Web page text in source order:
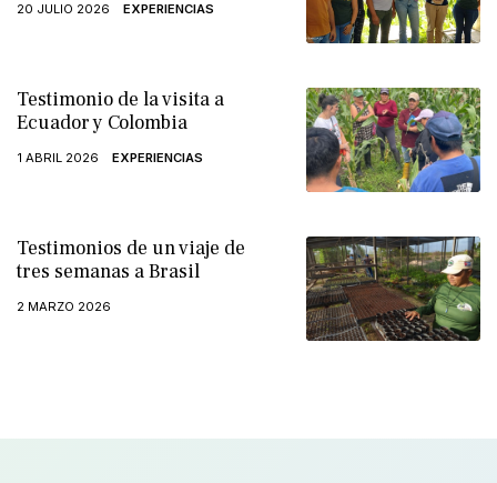
20 JULIO 2026 EXPERIENCIAS
Testimonio de la visita a
Ecuador y Colombia
1 ABRIL 2026 EXPERIENCIAS
Testimonios de un viaje de
tres semanas a Brasil
2 MARZO 2026